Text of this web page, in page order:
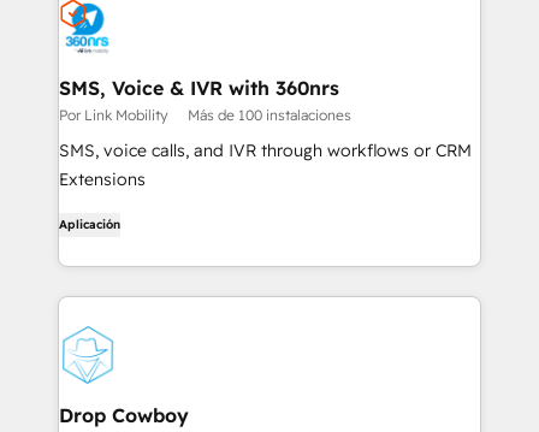
SMS, Voice & IVR with 360nrs
Por Link Mobility Más de 100 instalaciones
SMS, voice calls, and IVR through workflows or CRM
Extensions
Aplicación
Drop Cowboy